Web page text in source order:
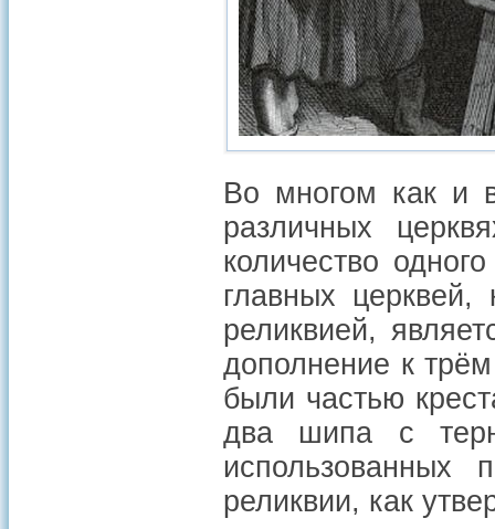
Во многом как и
различных
количество
главных церквей,
реликвией,
дополнение к
были частью
два шипа с
реликвии, как